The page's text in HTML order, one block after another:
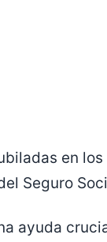
en
Seguro
ayuda